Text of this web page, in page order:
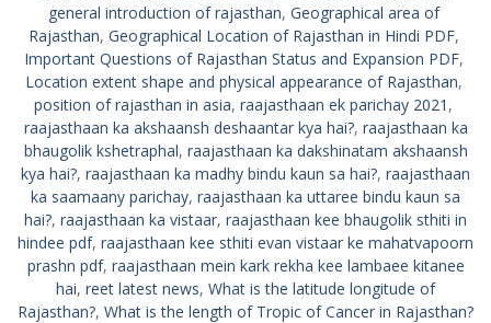
general introduction of rajasthan, Geographical area of ​​
Rajasthan, Geographical Location of Rajasthan in Hindi PDF
Important Questions of Rajasthan Status and Expansion PDF
Location extent shape and physical appearance of Rajasthan
position of rajasthan in asia, raajasthaan ek parichay 2021
raajasthaan ka akshaansh deshaantar kya hai?, raajasthaan ka
bhaugolik kshetraphal, raajasthaan ka dakshinatam akshaansh
kya hai?, raajasthaan ka madhy bindu kaun sa hai?, raajasthaan
ka saamaany parichay, raajasthaan ka uttaree bindu kaun sa
hai?, raajasthaan ka vistaar, raajasthaan kee bhaugolik sthiti in
hindee pdf, raajasthaan kee sthiti evan vistaar ke mahatvapoorn
prashn pdf, raajasthaan mein kark rekha kee lambaee kitanee
hai, reet latest news, What is the latitude longitude of
Rajasthan?, What is the length of Tropic of Cancer in Rajasthan?